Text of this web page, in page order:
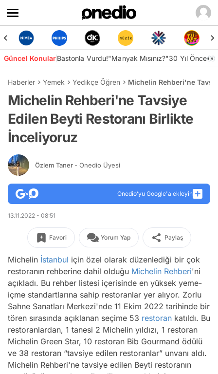
Güncel KonularBastonla Vurdu!"Manyak Mısınız?"30 Yıl Önce👀
Haberler Yemek Yedikçe Öğren Michelin Rehberi'ne
Michelin Rehberi'ne Tavsiye
Edilen Beyti Restoranı Birlikte
İnceliyoruz
Özlem Taner - Onedio Üyesi
Onedio’yu Google'a ekleyin
13.11.2022 - 08:51
Favori Yorum Yap Paylaş
Michelin İstanbul için özel olarak düzenlediği bir çok
restoranın rehberine dahil olduğu Michelin Rehberi'ni
açıkladı. Bu rehber listesi içerisinde en yüksek yeme-
içme standartlarına sahip restoranlar yer alıyor. Zorlu
Sahne Sanatları Merkezi'nde 11 Ekim 2022 tarihinde bir
tören sırasında açıklanan seçime 53 restoran katıldı. Bu
restoranlardan, 1 tanesi 2 Michelin yıldızı, 1 restoran
Michelin Green Star, 10 restoran Bib Gourmand ödülü
ve 38 restoran “tavsiye edilen restoranlar” unvanı aldı.
Michelin Rehberi'ne tavsiye edilen Beyti restoranın